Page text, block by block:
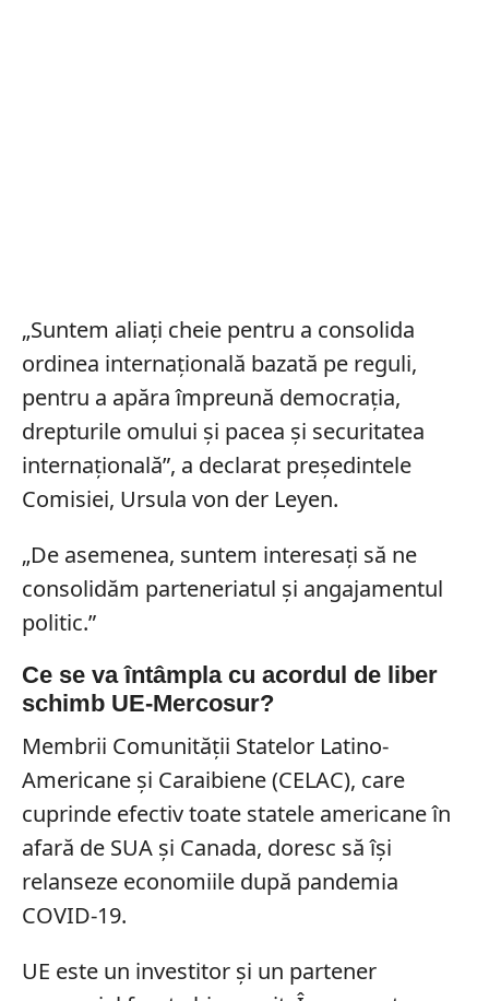
„Suntem aliați cheie pentru a consolida
ordinea internațională bazată pe reguli,
pentru a apăra împreună democrația,
drepturile omului și pacea și securitatea
internațională”, a declarat președintele
Comisiei, Ursula von der Leyen.
„De asemenea, suntem interesați să ne
consolidăm parteneriatul și angajamentul
politic.”
Ce se va întâmpla cu acordul de liber
schimb UE-Mercosur?
Membrii Comunității Statelor Latino-
Americane și Caraibiene (CELAC), care
cuprinde efectiv toate statele americane în
afară de SUA și Canada, doresc să își
relanseze economiile după pandemia
COVID-19.
UE este un investitor și un partener